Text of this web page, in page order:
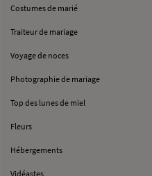
Costumes de marié
Traiteur de mariage
Voyage de noces
Photographie de mariage
Top des lunes de miel
Fleurs
Hébergements
Vidéastes